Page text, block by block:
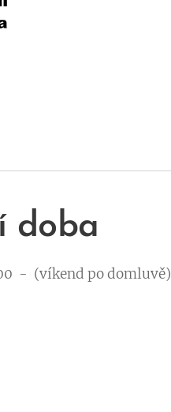
doba
- (víkend po domluvě)